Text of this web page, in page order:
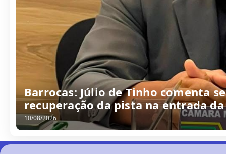
Barrocas: Júlio de Tinho comenta
recuperação da pista na entrada
10/08/2026